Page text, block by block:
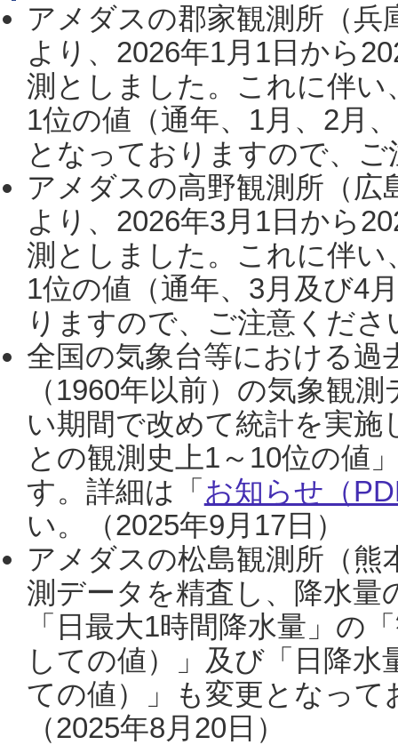
アメダスの郡家観測所（
より、2026年1月1日から
測としました。これに伴い
1位の値（通年、1月、2月
となっておりますので、
アメダスの高野観測所（
より、2026年3月1日から
測としました。これに伴い
1位の値（通年、3月及び4
りますので、ご注意くだ
全国の気象台等における過
（1960年以前）の気象観
い期間で改めて統計を実
との観測史上1～10位の値
す。詳細は「 お知らせ（
い。（2025年9月17日）
アメダスの松島観測所（熊
測データを精査し、降水
「日最大1時間降水量」の
しての値）」及び「日降
ての値）」も変更となっ
（2025年8月20日）